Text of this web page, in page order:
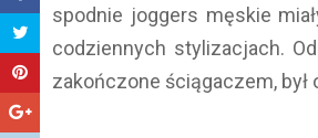
spodnie joggers męskie
codziennych stylizacjach.
zakończone ściągaczem,